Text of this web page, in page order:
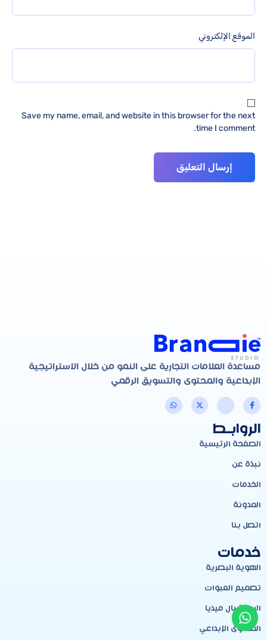
الموقع الإلكتروني
Save my name, email, and website in this browser for the next
time I comment.
مساعدة العلامات التجارية على النمو من خلال الاستراتيجية
الإبداعية والمحتوى والتسويق الرقمي
الروابـط
الصفحة الرئيسية
نبذة عن
الخدمات
المدونة
اتصل بنا
خدمات
الهوية البصرية
تصميم العبوات
السوشيال ميديا
المحتوى الإبداعي